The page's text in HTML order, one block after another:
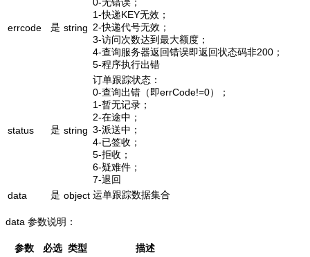
errcode 是 string
0-无错误；
1-快递KEY无效；
2-快递代号无效；
3-访问次数达到最大额度；
4-查询服务器返回错误即返回状态码非200；
5-程序执行出错
status 是 string
订单跟踪状态：
0-查询出错（即errCode!=0）；
1-暂无记录；
2-在途中；
3-派送中；
4-已签收；
5-拒收；
6-疑难件；
7-退回
data
是 object 运单跟踪数据集合
data 参数说明：
参数 必选 类型
描述